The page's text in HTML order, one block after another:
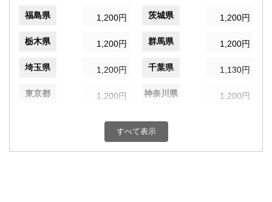
福島県 1,200円 茨城県 1,200円
栃木県 1,200円 群馬県 1,200円
埼玉県 1,200円 千葉県 1,130円
東京都 1,200円 神奈川県 1,200円
1,200円 富山県
すべて表示